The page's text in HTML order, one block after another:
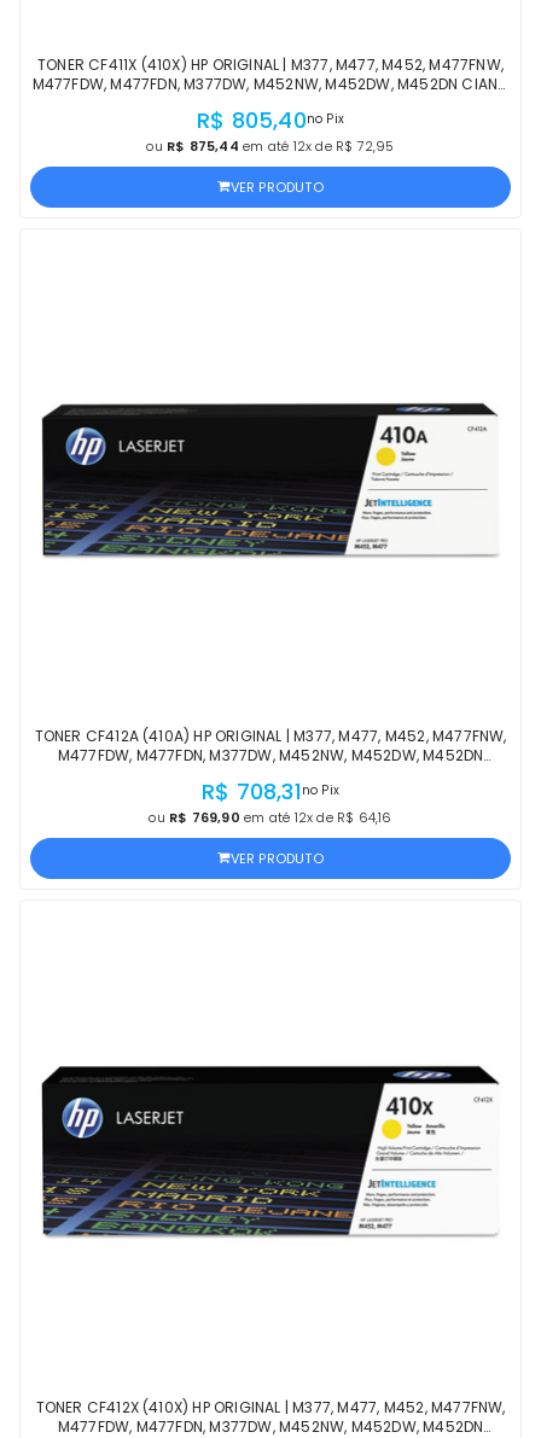
TONER CF411X (410X) HP ORIGINAL | M377, M477, M452, M477FNW,
M477FDW, M477FDN, M377DW, M452NW, M452DW, M452DN CIANO
R$ 805,40no Pix
ou R$ 875,44 em até 12x de R$ 72,95
VER PRODUTO
TONER CF412A (410A) HP ORIGINAL | M377, M477, M452, M477FNW,
M477FDW, M477FDN, M377DW, M452NW, M452DW, M452DN
R$ 708,31no Pix
ou R$ 769,90 em até 12x de R$ 64,16
VER PRODUTO
TONER CF412X (410X) HP ORIGINAL | M377, M477, M452, M477FNW,
M477FDW, M477FDN, M377DW, M452NW, M452DW, M452DN